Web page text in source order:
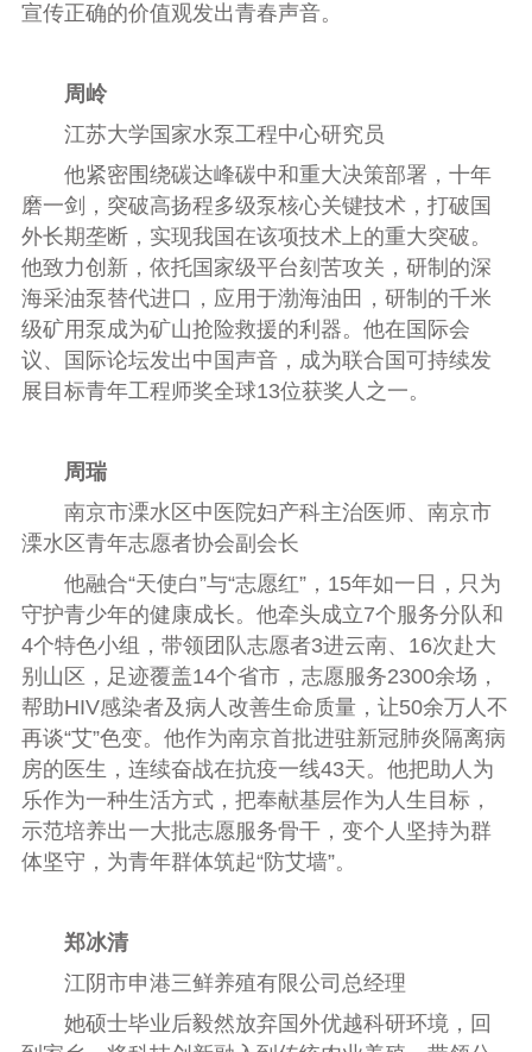
宣传正确的价值观发出青春声音。
周岭
江苏大学国家水泵工程中心研究员
他紧密围绕碳达峰碳中和重大决策部署，十年
磨一剑，突破高扬程多级泵核心关键技术，打破国
外长期垄断，实现我国在该项技术上的重大突破。
他致力创新，依托国家级平台刻苦攻关，研制的深
海采油泵替代进口，应用于渤海油田，研制的千米
级矿用泵成为矿山抢险救援的利器。他在国际会
议、国际论坛发出中国声音，成为联合国可持续发
展目标青年工程师奖全球13位获奖人之一。
周瑞
南京市溧水区中医院妇产科主治医师、南京市
溧水区青年志愿者协会副会长
他融合“天使白”与“志愿红”，15年如一日，只为
守护青少年的健康成长。他牵头成立7个服务分队和
4个特色小组，带领团队志愿者3进云南、16次赴大
别山区，足迹覆盖14个省市，志愿服务2300余场，
帮助HIV感染者及病人改善生命质量，让50余万人不
再谈“艾”色变。他作为南京首批进驻新冠肺炎隔离病
房的医生，连续奋战在抗疫一线43天。他把助人为
乐作为一种生活方式，把奉献基层作为人生目标，
示范培养出一大批志愿服务骨干，变个人坚持为群
体坚守，为青年群体筑起“防艾墙”。
郑冰清
江阴市申港三鲜养殖有限公司总经理
她硕士毕业后毅然放弃国外优越科研环境，回